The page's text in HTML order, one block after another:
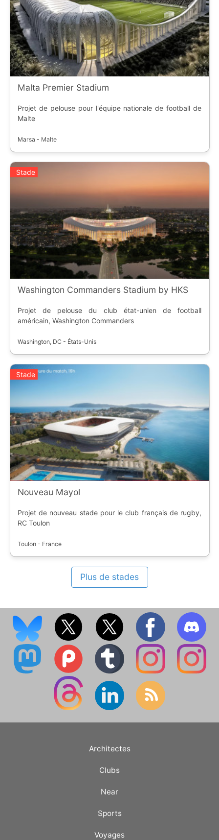
Malta Premier Stadium
Projet de pelouse pour l'équipe nationale de football de
Malte
Marsa - Malte
Stade
Washington Commanders Stadium by HKS
Projet de pelouse du club état-unien de football
américain, Washington Commanders
Washington, DC - États-Unis
Stade
Nouveau Mayol
Projet de nouveau stade pour le club français de rugby,
RC Toulon
Toulon - France
Plus de stades
Architectes
Clubs
Near
Sports
Voyages